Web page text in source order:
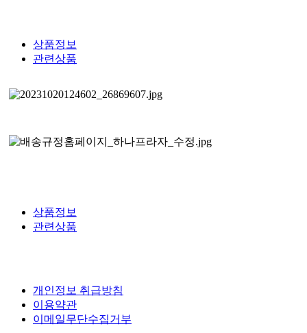
상품정보
관련상품
상품정보
관련상품
개인정보 취급방침
이용약관
이메일무단수집거부